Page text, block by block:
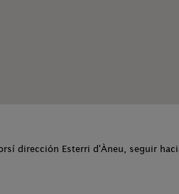
dirección Esterri d'Àneu, seguir